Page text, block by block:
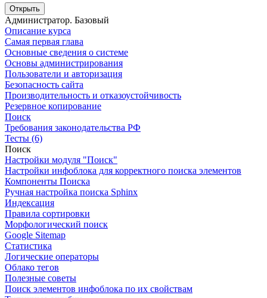
Открыть
Администратор. Базовый
Описание курса
Самая первая глава
Основные сведения о системе
Основы администрирования
Пользователи и авторизация
Безопасность сайта
Производительность и отказоустойчивость
Резервное копирование
Поиск
Требования законодательства РФ
Тесты (6)
Поиск
Настройки модуля "Поиск"
Настройки инфоблока для корректного поиска элементов
Компоненты Поиска
Ручная настройка поиска Sphinx
Индексация
Правила сортировки
Морфологический поиск
Google Sitemap
Статистика
Логические операторы
Облако тегов
Полезные советы
Поиск элементов инфоблока по их свойствам